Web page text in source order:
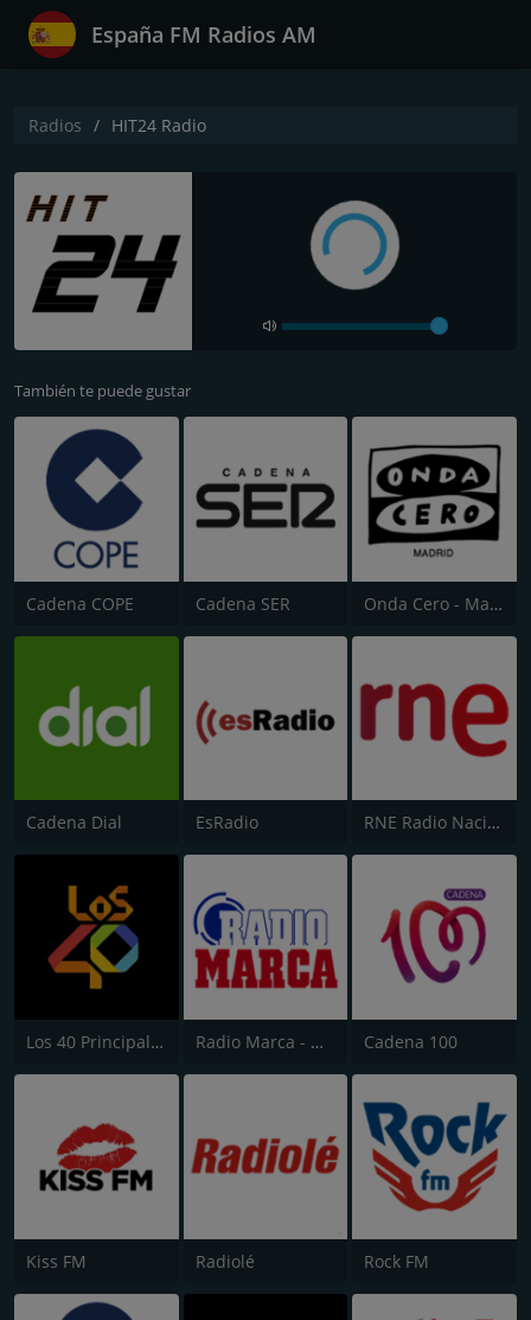
España FM Radios AM
Radios HIT24 Radio
También te puede gustar
Cadena COPE Cadena SER Onda Cero - Madrid
Cadena Dial EsRadio RNE Radio Nacional (Radio 1)
Los 40 Principales Radio Marca - Nacional Cadena 100
Kiss FM Radiolé Rock FM